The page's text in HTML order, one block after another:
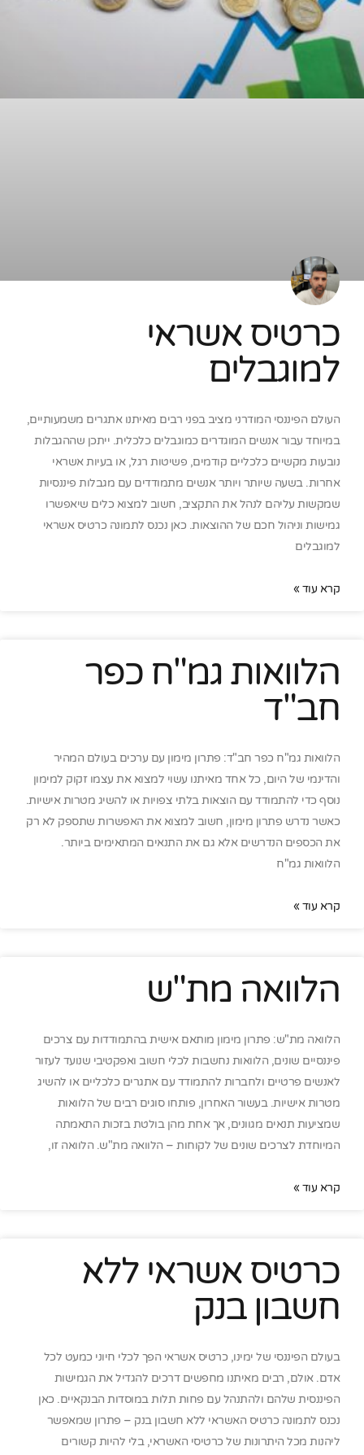
כרטיס אשראי
למוגבלים
העולם הפיננסי המודרני מציב בפני רבים מאיתנו אתגרים משמעותיים,
במיוחד עבור אנשים המוגדרים כמוגבלים כלכלית. ייתכן שההגבלות
נובעות מקשיים כלכליים קודמים, פשיטות רגל, או בעיות אשראי
אחרות. בשעה שיותר ויותר אנשים מתמודדים עם מגבלות פיננסיות
שמקשות עליהם לנהל את התקציב, חשוב למצוא כלים שיאפשרו
גמישות וניהול חכם של ההוצאות. כאן נכנס לתמונה כרטיס אשראי
למוגבלים
קרא עוד »
הלוואות גמ"ח כפר
חב"ד
הלוואות גמ"ח כפר חב"ד: פתרון מימון עם ערכים בעולם המהיר
והדינמי של היום, כל אחד מאיתנו עשוי למצוא את עצמו זקוק למימון
נוסף כדי להתמודד עם הוצאות בלתי צפויות או להשיג מטרות אישיות.
כאשר נדרש פתרון מימון, חשוב למצוא את האפשרות שתספק לא רק
את הכספים הנדרשים אלא גם את התנאים המתאימים ביותר.
הלוואות גמ"ח
קרא עוד »
הלוואה מת"ש
הלוואה מת"ש: פתרון מימון מותאם אישית בהתמודדות עם צרכים
פיננסיים שונים, הלוואות נחשבות לכלי חשוב ואפקטיבי שנועד לעזור
לאנשים פרטיים ולחברות להתמודד עם אתגרים כלכליים או להשיג
מטרות אישיות. בעשור האחרון, פותחו סוגים רבים של הלוואות
שמציעות תנאים מגוונים, אך אחת מהן בולטת בזכות התאמתה
המיוחדת לצרכים שונים של לקוחות – הלוואה מת"ש. הלוואה זו,
קרא עוד »
כרטיס אשראי ללא
חשבון בנק
בעולם הפיננסי של ימינו, כרטיס אשראי הפך לכלי חיוני כמעט לכל
אדם. אולם, רבים מאיתנו מחפשים דרכים להגדיל את הגמישות
הפיננסית שלהם ולהתנהל עם פחות תלות במוסדות הבנקאיים. כאן
נכנס לתמונה כרטיס האשראי ללא חשבון בנק – פתרון שמאפשר
ליהנות מכל היתרונות של כרטיסי האשראי, בלי להיות קשורים